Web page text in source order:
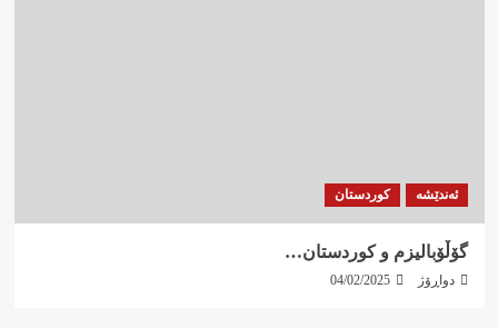
ئەندێشە کوردستان
گۆڵۆبالیزم و کوردستان…
دواڕۆژ 04/02/2025